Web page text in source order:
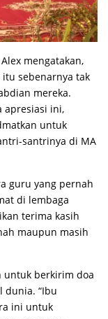
mengatakan,
sebenarnya tak
mereka.
apresiasi ini,
untuk
santrinya di MA
guru yang pernah
di lembaga
terima kasih
maupun masih
untuk berkirim doa
dunia. “Ibu
ini untuk